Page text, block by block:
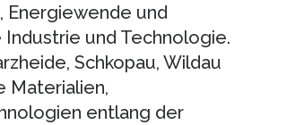
Energiewende und
und Technologie.
Schkopau, Wildau
Materialien,
entlang der